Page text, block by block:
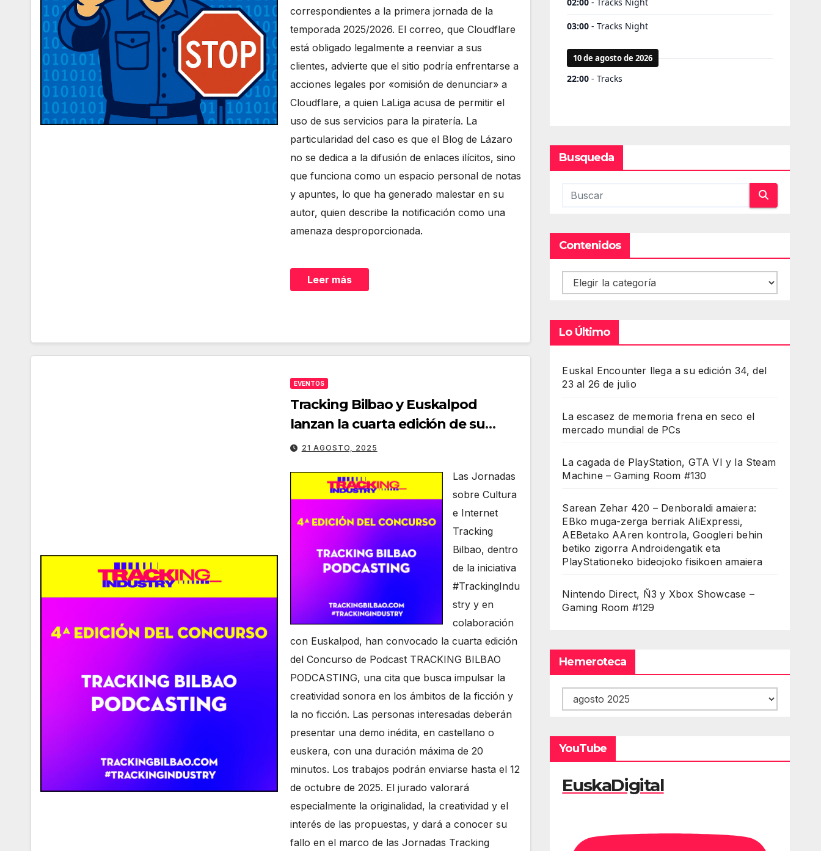
correspondientes a la primera jornada de la
temporada 2025/2026. El correo, que Cloudflare
está obligado legalmente a reenviar a sus
clientes, advierte que el sitio podría enfrentarse a
acciones legales por «omisión de denunciar» a
Cloudflare, a quien LaLiga acusa de permitir el
uso de sus servicios para la piratería. La
particularidad del caso es que el Blog de Lázaro
no se dedica a la difusión de enlaces ilícitos, sino
que funciona como un espacio personal de notas
y apuntes, lo que ha generado malestar en su
autor, quien describe la notificación como una
amenaza desproporcionada.
Leer más
EVENTOS
Tracking Bilbao y Euskalpod
lanzan la cuarta edición de su
concurso de podcasting
21 AGOSTO, 2025
Las Jornadas
sobre Cultura
e Internet
Tracking
Bilbao, dentro
de la iniciativa
#TrackingIndu
stry y en
colaboración
con Euskalpod, han convocado la cuarta edición
del Concurso de Podcast TRACKING BILBAO
PODCASTING, una cita que busca impulsar la
creatividad sonora en los ámbitos de la ficción y
la no ficción. Las personas interesadas deberán
presentar una demo inédita, en castellano o
euskera, con una duración máxima de 20
minutos. Los trabajos podrán enviarse hasta el 12
de octubre de 2025. El jurado valorará
especialmente la originalidad, la creatividad y el
interés de las propuestas, y dará a conocer su
fallo en el marco de las Jornadas Tracking
Busqueda
Contenidos
Contenidos
Lo Último
Euskal Encounter llega a su edición 34, del
23 al 26 de julio
La escasez de memoria frena en seco el
mercado mundial de PCs
La cagada de PlayStation, GTA VI y la Steam
Machine – Gaming Room #130
Sarean Zehar 420 – Denboraldi amaiera:
EBko muga-zerga berriak AliExpressi,
AEBetako AAren kontrola, Googleri behin
betiko zigorra Androidengatik eta
PlayStationeko bideojoko fisikoen amaiera
Nintendo Direct, Ñ3 y Xbox Showcase –
Gaming Room #129
Hemeroteca
Hemeroteca
YouTube
EuskaDigital